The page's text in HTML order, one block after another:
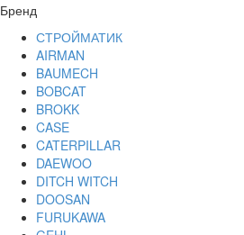
Бренд
СТРОЙМАТИК
AIRMAN
BAUMECH
BOBCAT
BROKK
CASE
CATERPILLAR
DAEWOO
DITCH WITCH
DOOSAN
FURUKAWA